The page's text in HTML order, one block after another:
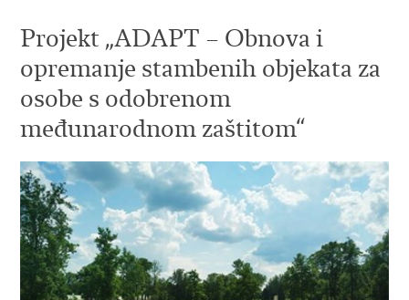
Projekt „ADAPT – Obnova i
opremanje stambenih objekata za
osobe s odobrenom
međunarodnom zaštitom“